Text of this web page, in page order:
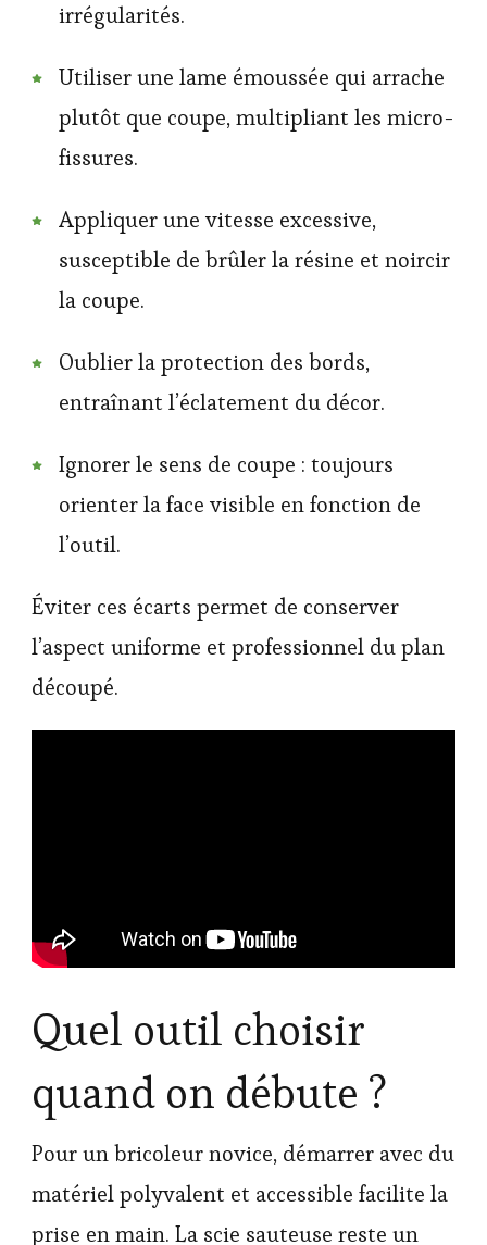
irrégularités.
Utiliser une lame émoussée qui arrache
plutôt que coupe, multipliant les micro-
fissures.
Appliquer une vitesse excessive,
susceptible de brûler la résine et noircir
la coupe.
Oublier la protection des bords,
entraînant l’éclatement du décor.
Ignorer le sens de coupe : toujours
orienter la face visible en fonction de
l’outil.
Éviter ces écarts permet de conserver
l’aspect uniforme et professionnel du plan
découpé.
Quel outil choisir
quand on débute ?
Pour un bricoleur novice, démarrer avec du
matériel polyvalent et accessible facilite la
prise en main. La scie sauteuse reste un